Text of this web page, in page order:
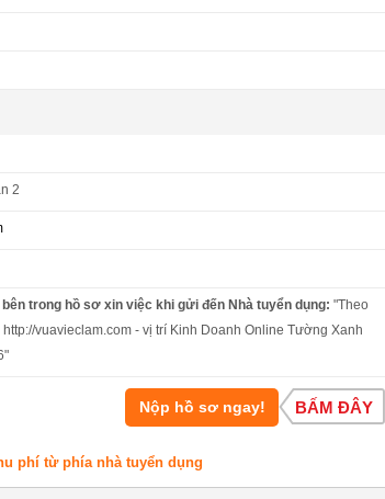
2
trong hồ sơ xin việc khi gửi đến Nhà tuyển dụng: "Theo
vuavieclam.com - vị trí Kinh Doanh Online Tường Xanh
Nộp hồ sơ ngay! BẤM ĐÂY
phí từ phía nhà tuyển dụng